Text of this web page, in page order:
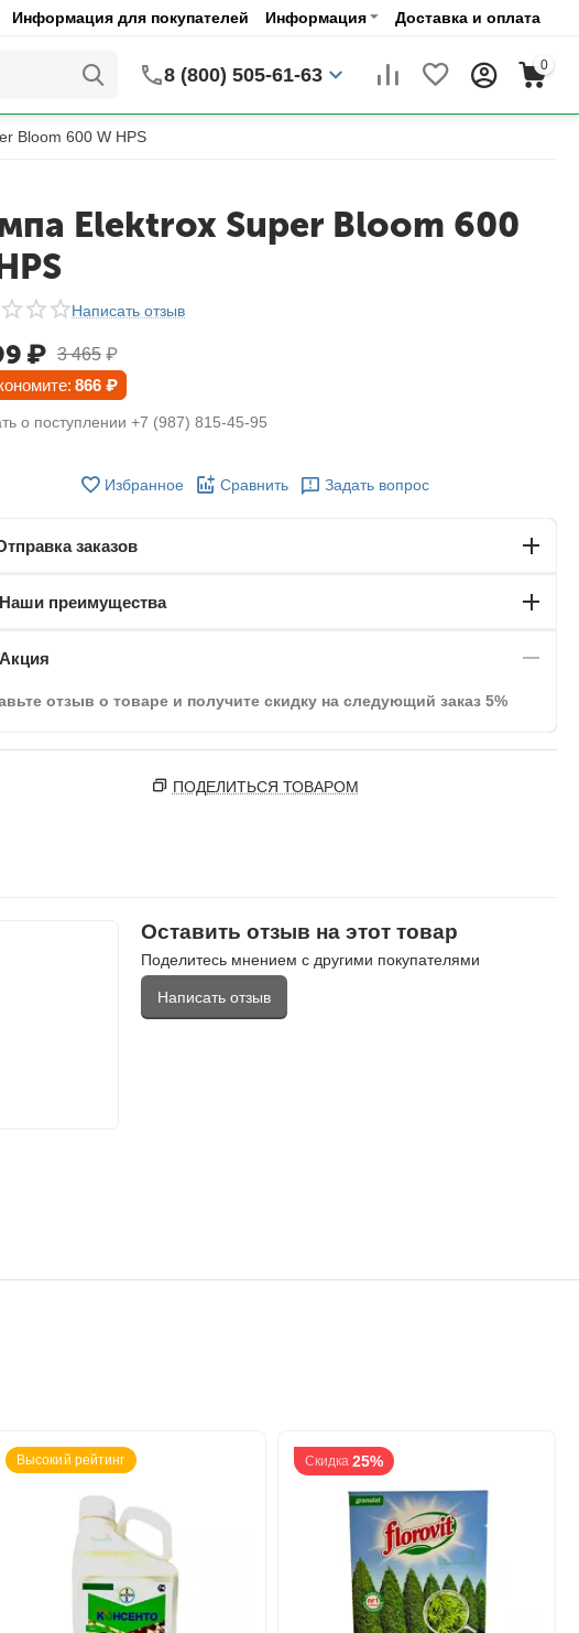
Информация для покупателей Информация Доставка и оплата
8 (800) 505-61-63 0
Bloom 600 W HPS
Elektrox Super Bloom 600
Написать отзыв
₽ 3 465 ₽
866 ₽
о поступлении +7 (987) 815-45-95
Избранное Сравнить Задать вопрос
заказов
Наши преимущества
Акция
отзыв о товаре и получите скидку на следующий заказ 5%
ПОДЕЛИТЬСЯ ТОВАРОМ
Оставить отзыв на этот товар
Поделитесь мнением с другими покупателями
Написать отзыв
Высокий рейтинг Скидка 25%